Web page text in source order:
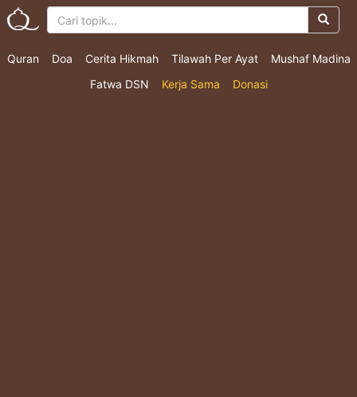
Quran Doa Cerita Hikmah Tilawah Per Ayat
Mushaf Madina
Fatwa DSN
Kerja Sama Donasi